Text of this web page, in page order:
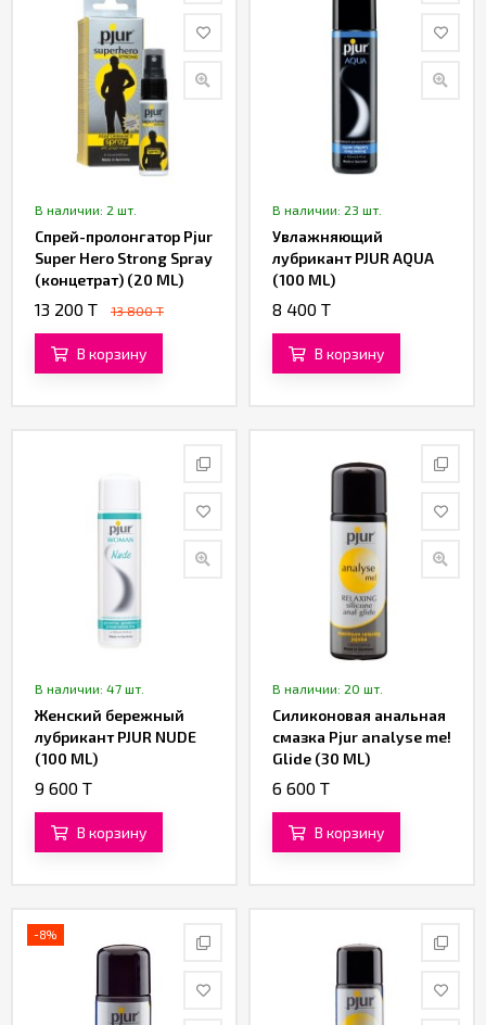
В наличии: 2 шт.
Спрей-пролонгатор Pjur
Super Hero Strong Spray
(концетрат) (20 ML)
13 200 T 13 800 T
В корзину
В наличии: 23 шт.
Увлажняющий
лубрикант PJUR AQUA
(100 ML)
8 400 T
В корзину
В наличии: 47 шт.
Женский бережный
лубрикант PJUR NUDE
(100 ML)
9 600 T
В корзину
В наличии: 20 шт.
Силиконовая анальная
смазка Pjur analyse me!
Glide (30 ML)
6 600 T
В корзину
-8%